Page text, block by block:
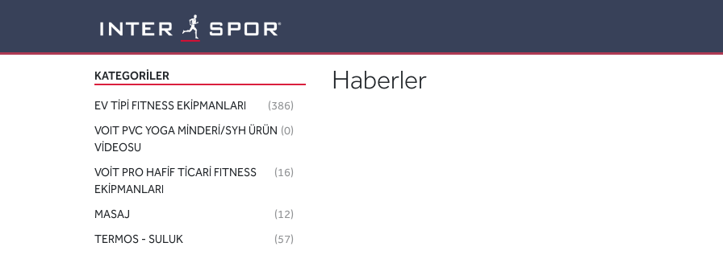
KATEGORILER
EV TİPİ FITNESS EKİPMANLARI
(386)
VOIT PVC YOGA MİNDERİ/SYH ÜRÜN
VİDEOSU
(0)
VOİT PRO HAFİF TİCARİ FITNESS
EKİPMANLARI
(16)
MASAJ
(12)
TERMOS - SULUK
(57)
Haberler